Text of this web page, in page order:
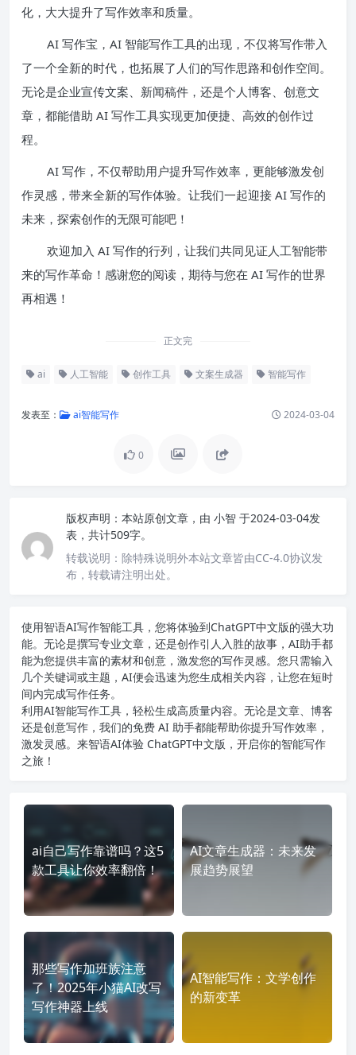
化，大大提升了写作效率和质量。
AI 写作宝，AI 智能写作工具的出现，不仅将写作带入
了一个全新的时代，也拓展了人们的写作思路和创作空间。
无论是企业宣传文案、新闻稿件，还是个人博客、创意文
章，都能借助 AI 写作工具实现更加便捷、高效的创作过
程。
AI 写作，不仅帮助用户提升写作效率，更能够激发创
作灵感，带来全新的写作体验。让我们一起迎接 AI 写作的
未来，探索创作的无限可能吧！
欢迎加入 AI 写作的行列，让我们共同见证人工智能带
来的写作革命！感谢您的阅读，期待与您在 AI 写作的世界
再相遇！
正文完
ai 人工智能 创作工具 文案生成器 智能写作
发表至： ai智能写作 2024-03-04
0
版权声明： 本站原创文章，由 小智 于2024-03-04发
表，共计509字。
转载说明： 除特殊说明外本站文章皆由CC-4.0协议发
布，转载请注明出处。
使用智语AI写作智能工具，您将体验到ChatGPT中文版的强大功
能。无论是撰写专业文章，还是创作引人入胜的故事，AI助手都
能为您提供丰富的素材和创意，激发您的写作灵感。您只需输入
几个关键词或主题，AI便会迅速为您生成相关内容，让您在短时
间内完成写作任务。
利用AI智能写作工具，轻松生成高质量内容。无论是文章、博客
还是创意写作，我们的免费 AI 助手都能帮助你提升写作效率，
激发灵感。来智语AI体验 ChatGPT中文版 ，开启你的智能写作
之旅！
ai自己写作靠谱吗？这5
款工具让你效率翻倍！
AI文章生成器：未来发
展趋势展望
那些写作加班族注意
了！2025年小猫AI改写
写作神器上线
AI智能写作：文学创作
的新变革